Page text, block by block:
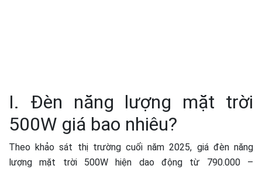
I. Đèn năng lượng mặt trời
500W giá bao nhiêu?
Theo khảo sát thị trường cuối năm 2025, giá đèn năng
lượng mặt trời 500W hiện dao động từ 790.000 –